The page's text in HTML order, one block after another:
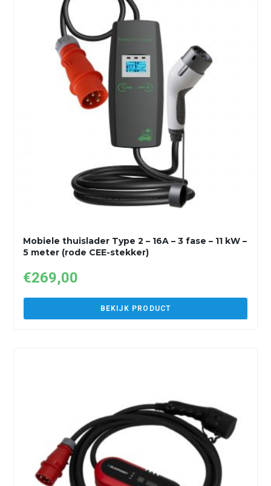
Mobiele thuislader Type 2 – 16A – 3 fase – 11 kW –
5 meter (rode CEE-stekker)
€269,00
BEKIJK PRODUCT